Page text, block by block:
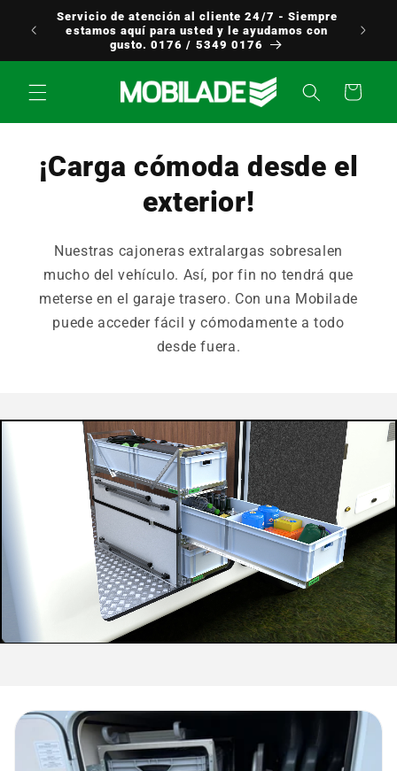
directamente
al contenido
Servicio de atención al cliente 24/7 - Siempre
estamos aquí para usted y le ayudamos con
gusto. 0176 / 5349 0176
Carrito
¡Carga cómoda desde el
exterior!
Nuestras cajoneras extralargas sobresalen
mucho del vehículo. Así, por fin no tendrá que
meterse en el garaje trasero. Con una Mobilade
puede acceder fácil y cómodamente a todo
desde fuera.